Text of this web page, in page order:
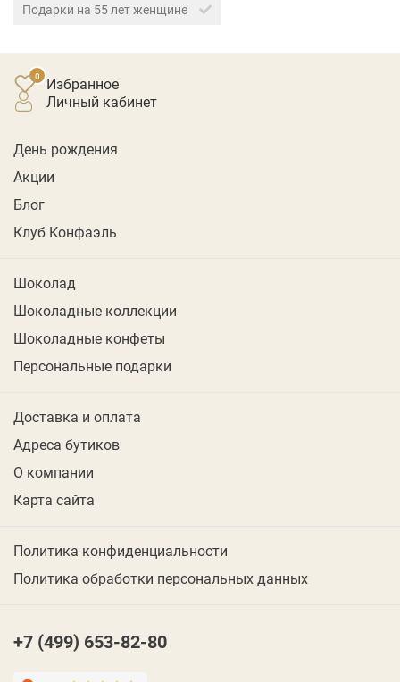
Подарки на 55 лет женщине
Избранное
личный кабинет
День рождения
Акции
Блог
Клуб Конфаэль
Шоколад
Шоколадные коллекции
Шоколадные конфеты
Персональные подарки
Доставка и оплата
Адреса бутиков
О компании
Карта сайта
Политика конфиденциальности
Политика обработки персональных данных
+7 (499) 653-82-80